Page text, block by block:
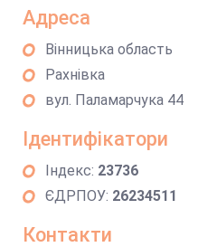
Адреса
Вінницька область
Рахнівка
вул. Паламарчука 44
Ідентифікатори
Індекс: 23736
ЄДРПОУ: 26234511
Контакти